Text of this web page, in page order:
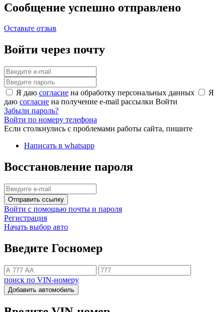
Сообщение успешно отправлено
Оставьте отзыв
Войти через почту
Я даю согласие на обработку персональных данных
Я
даю согласие на получение e-mail рассылки Войти
Забыли пароль?
Войти по номеру телефона
Если столкнулись с проблемами работы сайта, пишите
Написать в whatsapp
Восстановление пароля
Отправить ссылку
Войти с помощью почты и пароля
Регистрация
Начать выбор авто
Введите Госномер
поиск по VIN-номеру
Добавить автомобиль